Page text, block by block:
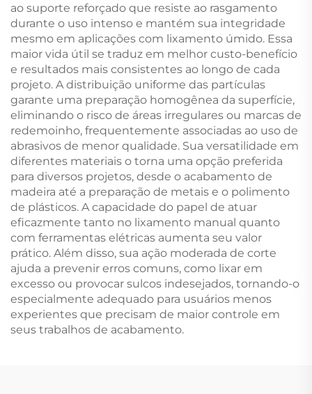
ao suporte reforçado que resiste ao rasgamento
durante o uso intenso e mantém sua integridade
mesmo em aplicações com lixamento úmido. Essa
maior vida útil se traduz em melhor custo-benefício
e resultados mais consistentes ao longo de cada
projeto. A distribuição uniforme das partículas
garante uma preparação homogênea da superfície,
eliminando o risco de áreas irregulares ou marcas de
redemoinho, frequentemente associadas ao uso de
abrasivos de menor qualidade. Sua versatilidade em
diferentes materiais o torna uma opção preferida
para diversos projetos, desde o acabamento de
madeira até a preparação de metais e o polimento
de plásticos. A capacidade do papel de atuar
eficazmente tanto no lixamento manual quanto
com ferramentas elétricas aumenta seu valor
prático. Além disso, sua ação moderada de corte
ajuda a prevenir erros comuns, como lixar em
excesso ou provocar sulcos indesejados, tornando-o
especialmente adequado para usuários menos
experientes que precisam de maior controle em
seus trabalhos de acabamento.